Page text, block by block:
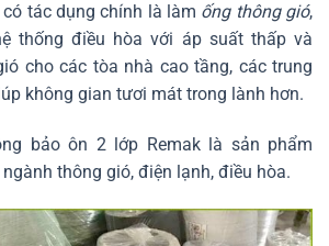
tác dụng chính là làm ống thông gió,
thống điều hòa với áp suất thấp và
cho các tòa nhà cao tầng, các trung
không gian tươi mát trong lành hơn.
bảo ôn 2 lớp Remak là sản phẩm
thông gió, điện lạnh, điều hòa.